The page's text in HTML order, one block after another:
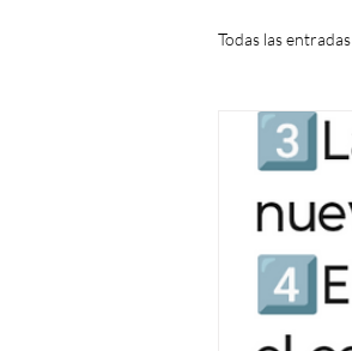
Todas las entradas